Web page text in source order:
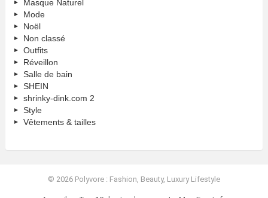
Masque Naturel
Mode
Noël
Non classé
Outfits
Réveillon
Salle de bain
SHEIN
shrinky-dink.com 2
Style
Vêtements & tailles
© 2026 Polyvore : Fashion, Beauty, Luxury Lifestyle